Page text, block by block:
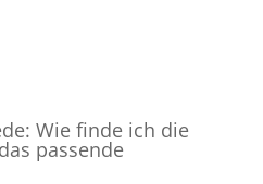
Wie finde ich die
passende